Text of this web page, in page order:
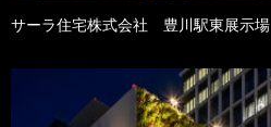
サーラ住宅株式会社 豊川駅東展示場